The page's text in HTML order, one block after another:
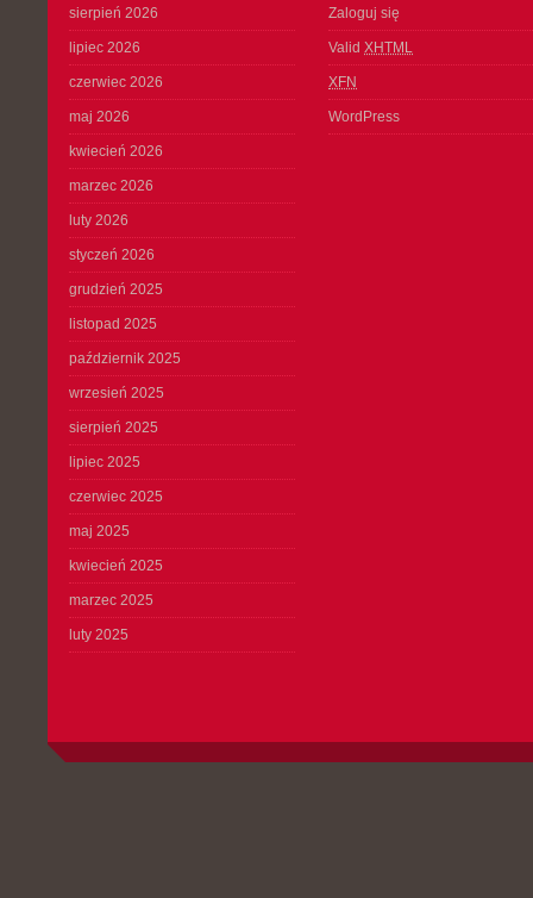
sierpień 2026
lipiec 2026
czerwiec 2026
maj 2026
kwiecień 2026
marzec 2026
luty 2026
styczeń 2026
grudzień 2025
listopad 2025
październik 2025
wrzesień 2025
sierpień 2025
lipiec 2025
czerwiec 2025
maj 2025
kwiecień 2025
marzec 2025
luty 2025
Zaloguj się
Valid XHTML
XFN
WordPress